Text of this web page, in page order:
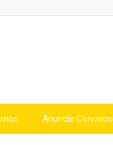
Anuncie Conosco